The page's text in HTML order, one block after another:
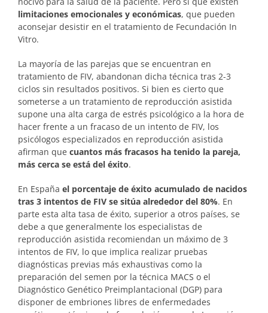
limitaciones emocionales y económicas, que pueden
aconsejar desistir en el tratamiento de Fecundación In
Vitro.
La mayoría de las parejas que se encuentran en
tratamiento de FIV, abandonan dicha técnica tras 2-3
ciclos sin resultados positivos. Si bien es cierto que
someterse a un tratamiento de reproducción asistida
supone una alta carga de estrés psicológico a la hora de
hacer frente a un fracaso de un intento de FIV, los
psicólogos especializados en reproducción asistida
afirman que cuantos más fracasos ha tenido la pareja,
más cerca se está del éxito.
En España el porcentaje de éxito acumulado de nacidos
tras 3 intentos de FIV se sitúa alrededor del 80%. En
parte esta alta tasa de éxito, superior a otros países, se
debe a que generalmente los especialistas de
reproducción asistida recomiendan un máximo de 3
intentos de FIV, lo que implica realizar pruebas
diagnósticas previas más exhaustivas como la
preparación del semen por la técnica MACS o el
Diagnóstico Genético Preimplantacional (DGP) para
disponer de embriones libres de enfermedades